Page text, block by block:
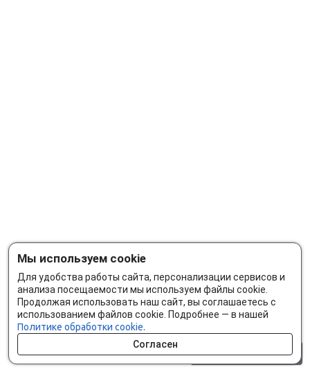
Мы используем cookie
Для удобства работы сайта, персонализации сервисов и
анализа посещаемости мы используем файлы cookie.
Продолжая использовать наш сайт, вы соглашаетесь с
использованием файлов cookie. Подробнее — в нашей
Политике обработки cookie.
Согласен